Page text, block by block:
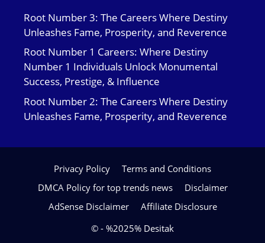
Root Number 3: The Careers Where Destiny
Unleashes Fame, Prosperity, and Reverence
Root Number 1 Careers: Where Destiny
Number 1 Individuals Unlock Monumental
Success, Prestige, & Influence
Root Number 2: The Careers Where Destiny
Unleashes Fame, Prosperity, and Reverence
Privacy Policy
Terms and Conditions
DMCA Policy for top trends news
Disclaimer
AdSense Disclaimer
Affiliate Disclosure
© - %2025% Desitak